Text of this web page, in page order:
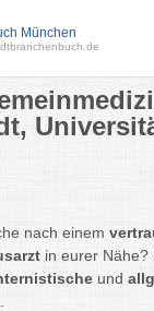
München
nach einem
in eurer Nähe?
und